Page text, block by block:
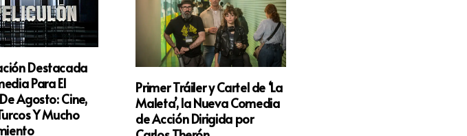
Destacada
Para El
Agosto: Cine,
Y Mucho
Primer Tráiler y Cartel de ‘La
Maleta’, la Nueva Comedia
de Acción Dirigida por